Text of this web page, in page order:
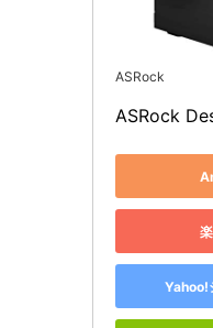
ASRock
ASRock
Yahoo!